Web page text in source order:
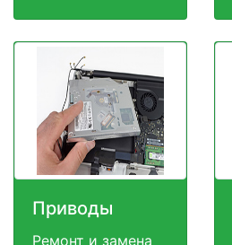
Приводы
Ремонт и замена